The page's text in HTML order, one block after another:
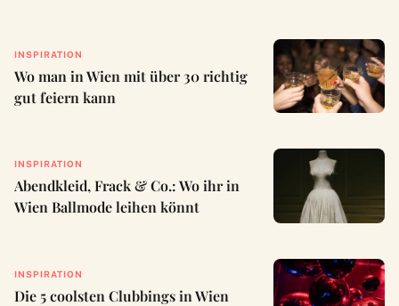
INSPIRATION
Wo man in Wien mit über 30 richtig
gut feiern kann
INSPIRATION
Abendkleid, Frack & Co.: Wo ihr in
Wien Ballmode leihen könnt
INSPIRATION
Die 5 coolsten Clubbings in Wien